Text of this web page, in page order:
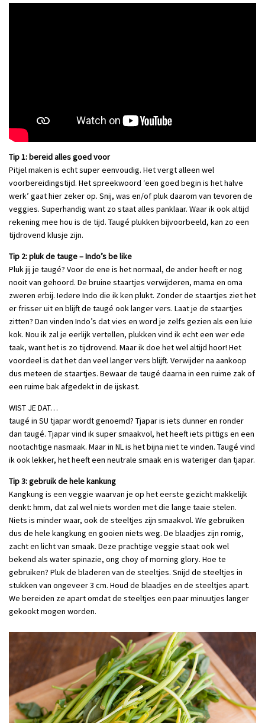
Tip 1: bereid alles goed voor
Pitjel maken is echt super eenvoudig. Het vergt alleen wel
voorbereidingstijd. Het spreekwoord ‘een goed begin is het halve
werk’ gaat hier zeker op. Snij, was en/of pluk daarom van tevoren de
veggies. Superhandig want zo staat alles panklaar. Waar ik ook altijd
rekening mee hou is de tijd. Taugé plukken bijvoorbeeld, kan zo een
tijdrovend klusje zijn.
Tip 2: pluk de tauge – Indo’s be like
Pluk jij je taugé? Voor de ene is het normaal, de ander heeft er nog
nooit van gehoord. De bruine staartjes verwijderen, mama en oma
zweren erbij. Iedere Indo die ik ken plukt. Zonder de staartjes ziet het
er frisser uit en blijft de taugé ook langer vers. Laat je de staartjes
zitten? Dan vinden Indo’s dat vies en word je zelfs gezien als een luie
kok. Nou ik zal je eerlijk vertellen, plukken vind ik echt een wer ede
taak, want het is zo tijdrovend. Maar ik doe het wel altijd hoor! Het
voordeel is dat het dan veel langer vers blijft. Verwijder na aankoop
dus meteen de staartjes. Bewaar de taugé daarna in een ruime zak of
een ruime bak afgedekt in de ijskast.
WIST JE DAT…
taugé in SU tjapar wordt genoemd? Tjapar is iets dunner en ronder
dan taugé. Tjapar vind ik super smaakvol, het heeft iets pittigs en een
nootachtige nasmaak. Maar in NL is het bijna niet te vinden. Taugé vind
ik ook lekker, het heeft een neutrale smaak en is wateriger dan tjapar.
Tip 3: gebruik de hele kankung
Kangkung is een veggie waarvan je op het eerste gezicht makkelijk
denkt: hmm, dat zal wel niets worden met die lange taaie stelen.
Niets is minder waar, ook de steeltjes zijn smaakvol. We gebruiken
dus de hele kangkung en gooien niets weg. De blaadjes zijn romig,
zacht en licht van smaak. Deze prachtige veggie staat ook wel
bekend als water spinazie, ong choy of morning glory. Hoe te
gebruiken? Pluk de bladeren van de steeltjes. Snijd de steeltjes in
stukken van ongeveer 3 cm. Houd de blaadjes en de steeltjes apart.
We bereiden ze apart omdat de steeltjes een paar minuutjes langer
gekookt mogen worden.